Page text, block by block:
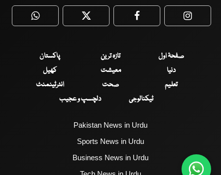
WhatsApp Twitter Facebook
صفحۂ اول تازہ ترین
پاکستان
دنیا
معیشت
کھیل
تعلیم
صحت
انٹرٹینمنٹ
ٹیکنالوجی
دلچسپ و عجیب
Pakistan News in Urdu
Sports News in Urdu
Business News in Urdu